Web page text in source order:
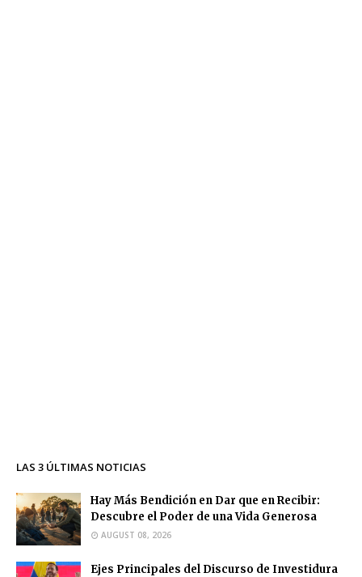
LAS 3 ÚLTIMAS NOTICIAS
Hay Más Bendición en Dar que en Recibir:
Descubre el Poder de una Vida Generosa
AUGUST 08, 2026
Ejes Principales del Discurso de Investidura